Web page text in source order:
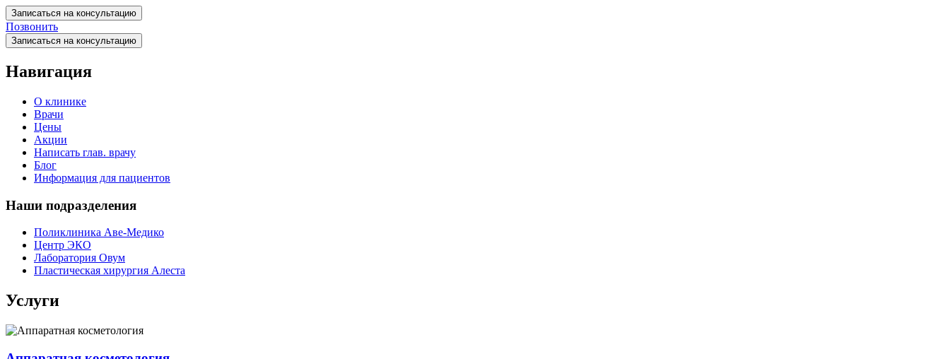
Записаться на консультацию
Позвонить
Записаться на консультацию
Навигация
О клинике
Врачи
Цены
Акции
Написать глав. врачу
Блог
Информация для пациентов
Наши подразделения
Поликлиника Аве-Медико
Центр ЭКО
Лаборатория Овум
Пластическая хирургия Алеста
Услуги